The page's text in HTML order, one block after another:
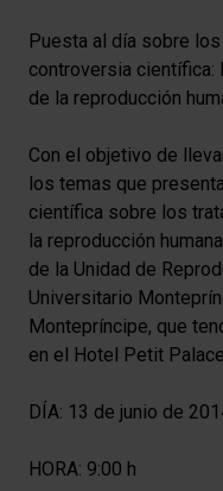
Puesta al día sobre
controversia
de la reproducción
Con el objetivo de
los temas que
científica sobre los
la reproducción
de la Unidad de
Universitario
Montepríncipe, que
en el Hotel Petit
DÍA: 13 de junio de
HORA: 9:00 h